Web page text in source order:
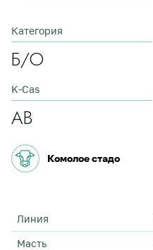
Категория
Б/О
K-Cas
АВ
Комолое стадо
Линия
Масть